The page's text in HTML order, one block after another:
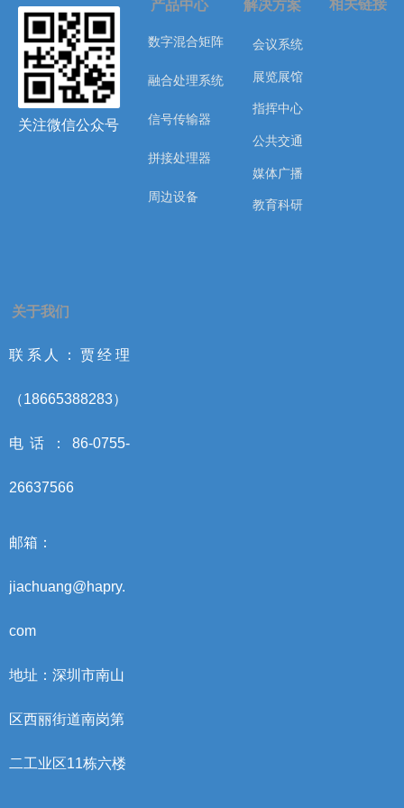
产品中心
数字混合矩阵
融合处理系统
信号传输器
拼接处理器
周边设备
会议系统
展览展馆
指挥中心
公共交通
媒体广播
教育科研
解决方案 相关链接
联系人：贾经理
（18665388283）
电话：86-0755-
26637566
邮箱：
jiachuang@hapry.
com
地址：深圳市南山
区西丽街道南岗第
二工业区11栋六楼
关于我们
关注微信公众号